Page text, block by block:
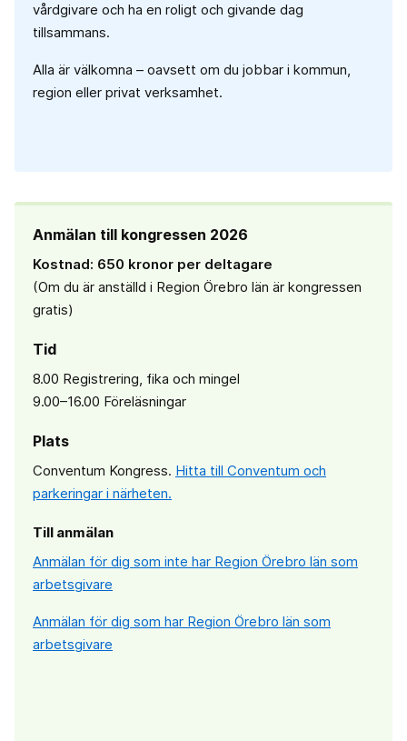
vårdgivare och ha en roligt och givande dag
tillsammans.
Alla är välkomna – oavsett om du jobbar i kommun,
region eller privat verksamhet.
Anmälan till kongressen 2026
Kostnad: 650 kronor per deltagare
(Om du är anställd i Region Örebro län är kongressen
gratis)
Tid
8.00 Registrering, fika och mingel
9.00–16.00 Föreläsningar
Plats
Conventum Kongress. Hitta till Conventum och
parkeringar i närheten.
Till anmälan
Anmälan för dig som inte har Region Örebro län som
arbetsgivare
Anmälan för dig som har Region Örebro län som
arbetsgivare